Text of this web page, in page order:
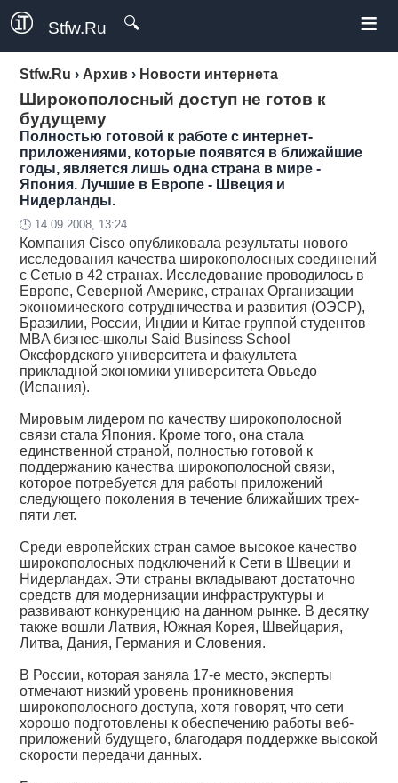
Stfw.Ru 🔍 ≡
Stfw.Ru › Архив › Новости интернета
Широкополосный доступ не готов к
будущему
Полностью готовой к работе с интернет-
приложениями, которые появятся в ближайшие
годы, является лишь одна страна в мире -
Япония. Лучшие в Европе - Швеция и
Нидерланды.
🕛 14.09.2008, 13:24
Компания Cisco опубликовала результаты нового
исследования качества широкополосных соединений
с Сетью в 42 странах. Исследование проводилось в
Европе, Северной Америке, странах Организации
экономического сотрудничества и развития (ОЭСР),
Бразилии, России, Индии и Китае группой студентов
MBA бизнес-школы Said Business School
Оксфордского университета и факультета
прикладной экономики университета Овьедо
(Испания).
Мировым лидером по качеству широкополосной
связи стала Япония. Кроме того, она стала
единственной страной, полностью готовой к
поддержанию качества широкополосной связи,
которое потребуется для работы приложений
следующего поколения в течение ближайших трех-
пяти лет.
Среди европейских стран самое высокое качество
широкополосных подключений к Сети в Швеции и
Нидерландах. Эти страны вкладывают достаточно
средств для модернизации инфраструктуры и
развивают конкуренцию на данном рынке. В десятку
также вошли Латвия, Южная Корея, Швейцария,
Литва, Дания, Германия и Словения.
В России, которая заняла 17-е место, эксперты
отмечают низкий уровень проникновения
широкополосного доступа, хотя говорят, что сети
хорошо подготовлены к обеспечению работы веб-
приложений будущего, благодаря поддержке высокой
скорости передачи данных.